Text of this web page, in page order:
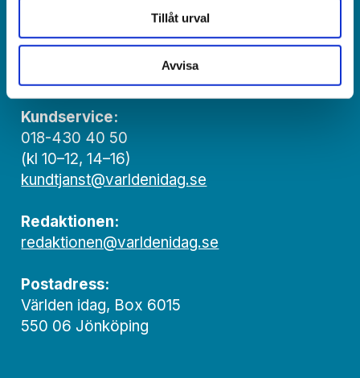
Tillåt urval
Avvisa
Växel:
Kundservice:
018-430 40 50
(kl 10–12, 14–16)
kundtjanst@varldenidag.se
Redaktionen:
redaktionen@varldenidag.se
Postadress:
Världen idag, Box 6015
550 06 Jönköping